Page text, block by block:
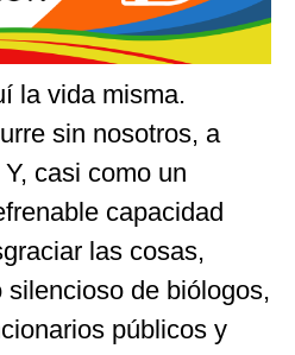
la vida misma.
sin nosotros, a
casi como un
capacidad
las cosas,
de biólogos,
públicos y